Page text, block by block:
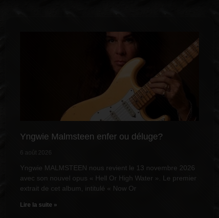
Yngwie Malmsteen enfer ou déluge?
6 août 2026
Yngwie MALMSTEEN nous revient le 13 novembre 2026
avec son nouvel opus « Hell Or High Water ». Le premier
extrait de cet album, intitulé « Now Or
Lire la suite »